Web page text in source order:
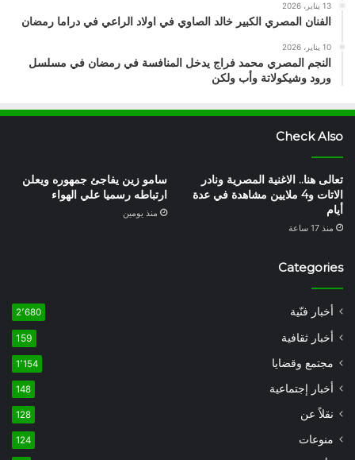
13 يناير، 2026
الفنان المصري الكبير خالد الصاوي في اولاد الراعي في دراما رمضان
10 يناير، 2026
النجم المصري محمد فراج يدخل المنافسة في رمضان في مسلسل
ورود وشيكولاتة وأب ولكن
Check Also
تعالى هنا.. الاغنية المصرية ونادر
الاتات و4 ملايين مشاهدة في عدة
أيام
منذ 17 ساعة
سامو زين يفاجئ جمهوره ويعلن
ارتباطه رسميا علي الهواء
منذ يومين
Categories
أخبار فنّية 2٬680
أخبار ثقافية 159
مجتمع وقضايا 1٬154
أخبار إجتماعية 148
نقلاً عن 128
منوعات 124